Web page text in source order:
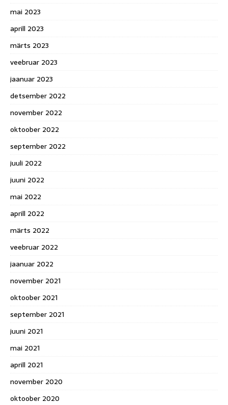
mai 2023
aprill 2023
märts 2023
veebruar 2023
jaanuar 2023
detsember 2022
november 2022
oktoober 2022
september 2022
juuli 2022
juuni 2022
mai 2022
aprill 2022
märts 2022
veebruar 2022
jaanuar 2022
november 2021
oktoober 2021
september 2021
juuni 2021
mai 2021
aprill 2021
november 2020
oktoober 2020